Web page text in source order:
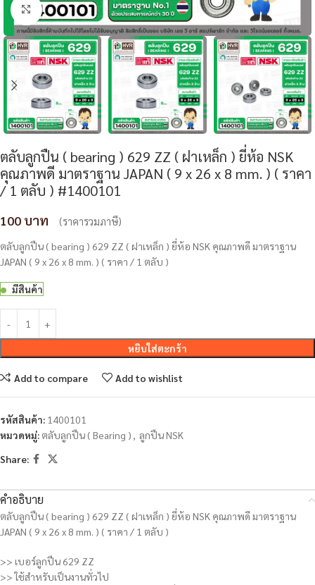
Click to enlarge
ตลับลูกปืน ( bearing ) 629 ZZ ( ฝาเหล็ก ) ยี่ห้อ NSK
คุณภาพดี มาตราฐาน JAPAN ( 9 x 26 x 8 mm. ) ( ราคา
/ 1 ตลับ ) #1400101
100 (ราคารวมภาษี)
ตลับลูกปืน ( bearing ) 629 ZZ ( ฝาเหล็ก ) ยี่ห้อ NSK คุณภาพดี มาตราฐาน
JAPAN ( 9 x 26 x 8 mm. ) ( ราคา / 1 ตลับ )
มีสินค้า
หยิบใส่ตะกร้า
Add to compare Add to wishlist
รหัสสินค้า: 1400101
หมวดหมู่: ตลับลูกปืน ( Bearing ) , ลูกปืน NSK
Share:
คำอธิบาย
ตลับลูกปืน ( bearing ) 629 ZZ ( ฝาเหล็ก ) ยี่ห้อ NSK คุณภาพดี มาตราฐาน
JAPAN ( 9 x 26 x 8 mm. ) ( ราคา / 1 ตลับ )
>> เบอร์ลูกปืน 629 ZZ
>> ใช้สำหรับเป็นงานทั่วไป